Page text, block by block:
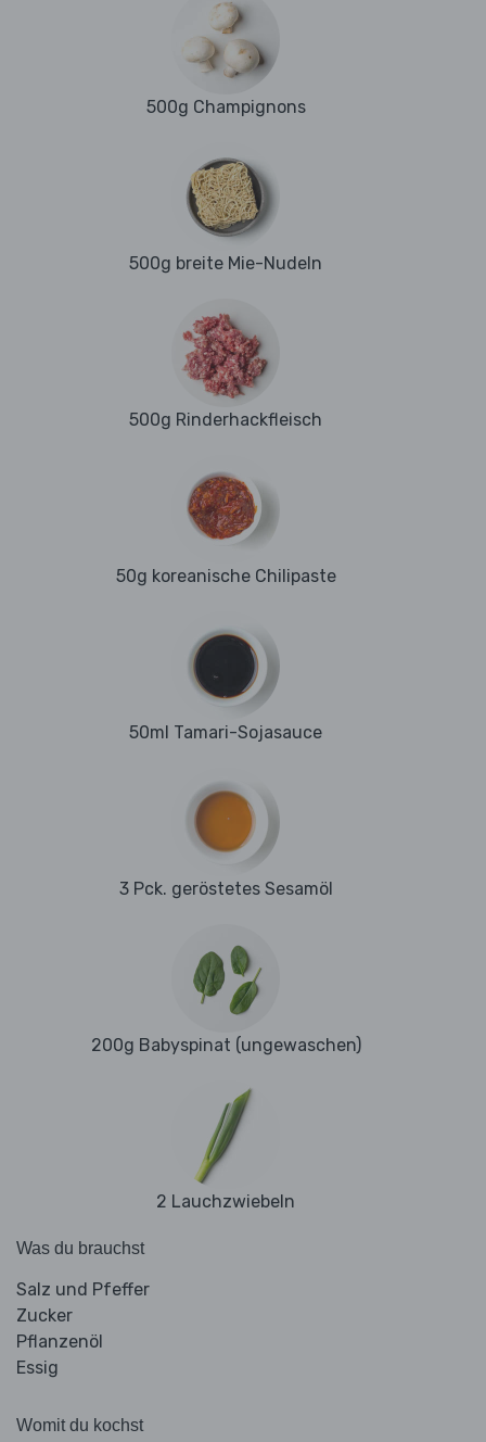
500g Champignons
500g breite Mie-Nudeln
500g Rinderhackfleisch
50g koreanische Chilipaste
50ml Tamari-Sojasauce
3 Pck. geröstetes Sesamöl
200g Babyspinat (ungewaschen)
2 Lauchzwiebeln
Was du brauchst
Salz und Pfeffer
Zucker
Pflanzenöl
Essig
Womit du kochst